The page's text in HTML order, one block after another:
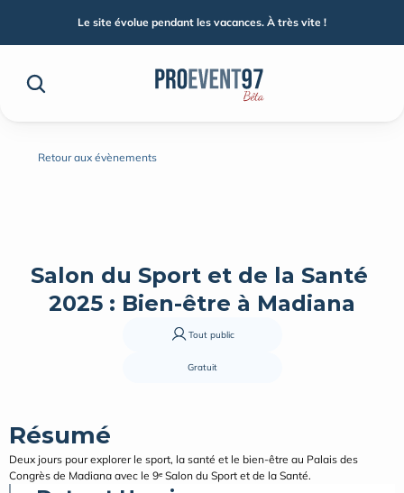
Retour aux évènements
Salon du Sport et de la Santé
2025 : Bien-être à Madiana
Tout public
Gratuit
Résumé
Deux jours pour explorer le sport, la santé et le bien-être au Palais des
Congrès de Madiana avec le 9ᵉ Salon du Sport et de la Santé.
Le site évolue pendant les vacances. À très vite !